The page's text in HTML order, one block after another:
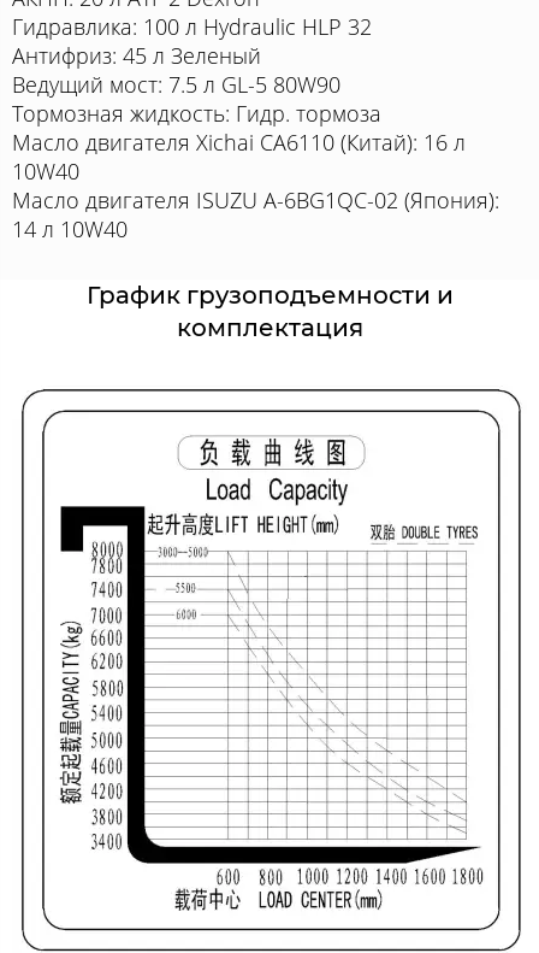
Гидравлика: 100 л Hydraulic HLP 32
Антифриз: 45 л Зеленый
Ведущий мост: 7.5 л GL-5 80W90
Тормозная жидкость: Гидр. тормоза
Масло двигателя Xichai CA6110 (Китай): 16 л
10W40
Масло двигателя ISUZU A-6BG1QC-02 (Япония):
14 л 10W40
График грузоподъемности и
комплектация